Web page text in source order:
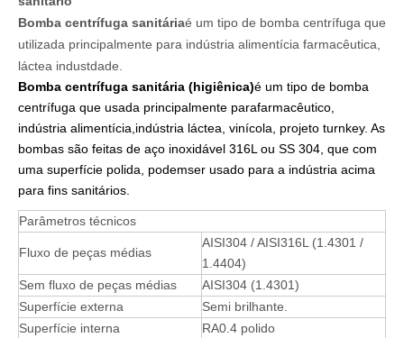
Bomba centrífuga sanitáriaé um tipo de bomba centrífuga que
utilizada principalmente para indústria alimentícia farmacêutica,
láctea industdade.
Bomba centrífuga sanitária (higiênica)é um tipo de bomba
centrífuga que usada principalmente parafarmacêutico,
indústria alimentícia, indústria láctea, vinícola, projeto turnkey. As
bombas são feitas de aço inoxidável 316L ou SS 304, que com
uma superfície polida, podemser usado para a indústria acima
para fins sanitários
Parâmetros técnicos
Fluxo de peças médias
AISI304 / AISI316L (1.4301 /
1.4404)
Sem fluxo de peças médias
AISI304 (1.4301)
Superfície externa
Semi brilhante.
Superfície interna
RA0.4 polido